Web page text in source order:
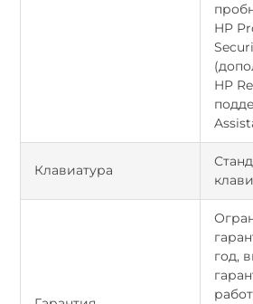
HP
HP
Клавиатура
год,